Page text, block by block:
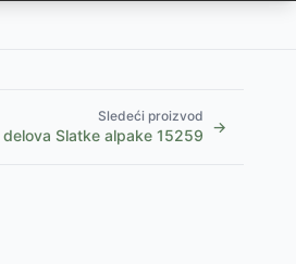
Sledeći proizvod
Slatke alpake 15259 →